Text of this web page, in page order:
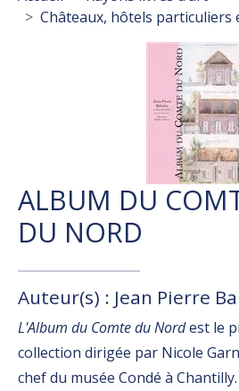
Châteaux, hôtels particuliers
ALBUM DU
DU NORD
Auteur(s) : Jean Pierre
L'Album du Comte du Nordest le
collection dirigée par Nicole
chef du musée Condé à